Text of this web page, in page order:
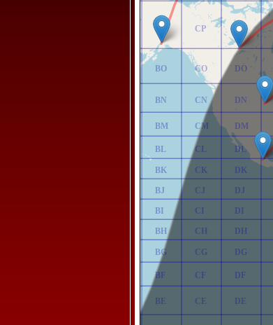
BE
BF
BG
BH
BI
BJ
BK
BL
BM
BN
BO
BP
CE
CF
CG
CH
CI
CJ
CK
CL
CM
CN
CO
CP
DE
DF
DG
DH
DI
DJ
DK
DL
DM
DN
DO
DP